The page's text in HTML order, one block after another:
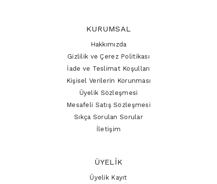
KURUMSAL
Hakkımızda
Gizlilik ve Çerez Politikası
İade ve Teslimat Koşulları
Kişisel Verilerin Korunması
Üyelik Sözleşmesi
Mesafeli Satış Sözleşmesi
Sıkça Sorulan Sorular
İletişim
ÜYELIK
Üyelik Kayıt